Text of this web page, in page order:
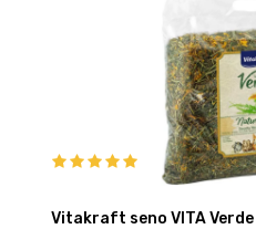
Vitakraft seno VITA